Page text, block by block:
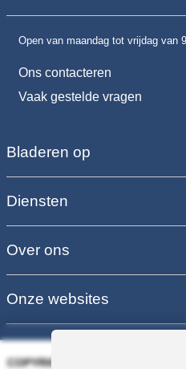
Open van maandag tot vrijdag van
Ons contacteren
Vaak gestelde vragen
Bladeren op
Diensten
Over ons
Onze websites
COPYRIGHT 2006 - 2025 -